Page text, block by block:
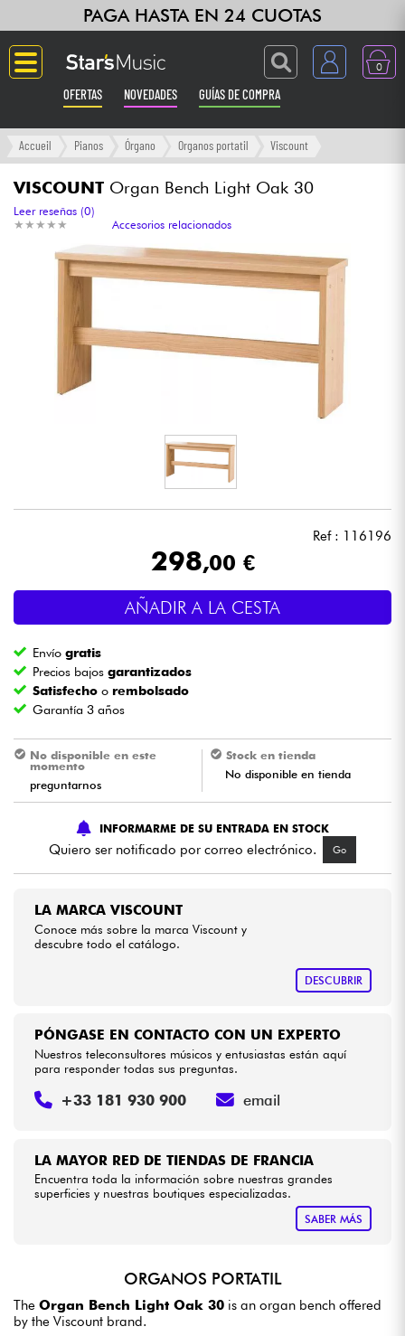
PAGA HASTA EN 24 CUOTAS
0
OFERTAS NOVEDADES GUÍAS DE COMPRA
Langue
Guitarras & Bajos
Ampli & Efectos
Pianos
Sintetizadores & samplers
Grabación
Sistemas de Sonido
Batería y percusión
Vientos
Violines y cuarteto
Niños
Cables & Acces.
HiFi
Bundle
Accueil Pianos Órgano Organos portatil Viscount
VISCOUNT Organ Bench Light Oak 30
★ ★ ★ ★ ★
★ ★ ★ ★ ★
Leer reseñas (0)
Accesorios relacionados
Ref : 116196
298,00 €
AÑADIR A LA CESTA
Envíogratis
Precios bajosgarantizados
Satisfecho o rembolsado
Garantía 3 años
No disponible en este
momento
preguntarnos
Stock en tienda
No disponible en tienda
INFORMARME DE SU ENTRADA EN STOCK
Quiero ser notificado por correo electrónico. Go
LA MARCA VISCOUNT
Conoce más sobre la marca Viscount y
descubre todo el catálogo.
DESCUBRIR
LA MAYOR RED DE TIENDAS DE FRANCIA
Encuentra toda la información sobre nuestras grandes
superficies y nuestras boutiques especializadas.
SABER MÁS
PÓNGASE EN CONTACTO CON UN EXPERTO
Nuestros teleconsultores músicos y entusiastas están aquí
para responder todas sus preguntas.
+33 181 930 900 email
ORGANOS PORTATIL
The Organ Bench Light Oak 30 is an organ bench offered
by the Viscount brand.